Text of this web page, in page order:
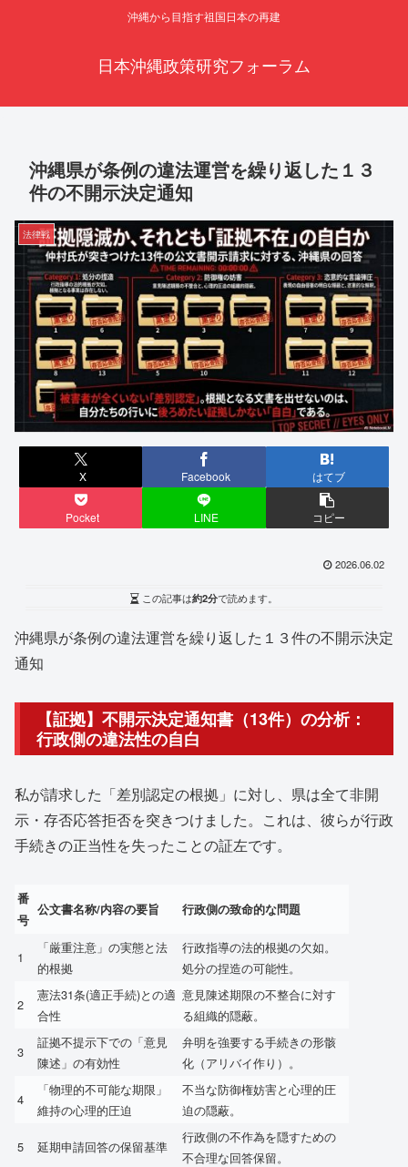
沖縄から目指す祖国日本の再建
日本沖縄政策研究フォーラム
沖縄県が条例の違法運営を繰り返した１３
件の不開示決定通知
法律戦
X Facebook はてブ
Pocket LINE コピー
2026.06.02
この記事は約2分で読めます。
沖縄県が条例の違法運営を繰り返した１３件の不開示決定
通知
【証拠】不開示決定通知書（13件）の分析：
行政側の違法性の自白
私が請求した「差別認定の根拠」に対し、県は全て非開
示・存否応答拒否を突きつけました。これは、彼らが行政
手続きの正当性を失ったことの証左です。
番
号
公文書名称/内容の要旨 行政側の致命的な問題
1
「厳重注意」の実態と法
的根拠
行政指導の法的根拠の欠如。
処分の捏造の可能性。
2
憲法31条(適正手続)との適
合性
意見陳述期限の不整合に対す
る組織的隠蔽。
3
証拠不提示下での「意見
陳述」の有効性
弁明を強要する手続きの形骸
化（アリバイ作り）。
4
「物理的不可能な期限」
維持の心理的圧迫
不当な防御権妨害と心理的圧
迫の隠蔽。
5 延期申請回答の保留基準
行政側の不作為を隠すための
不合理な回答保留。